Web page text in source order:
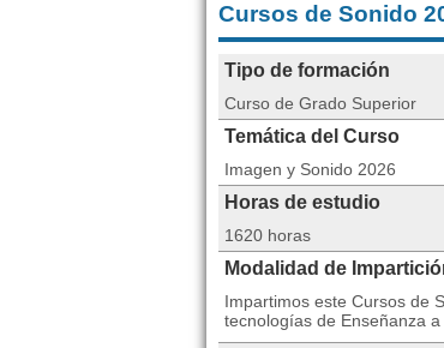
Cursos de Sonido
Tipo de formación
Curso de Grado Superior
Temática del Curso
Imagen y Sonido 2026
Horas de estudio
1620 horas
Modalidad de
Impartimos este Cursos de
tecnologías de Enseñanza a